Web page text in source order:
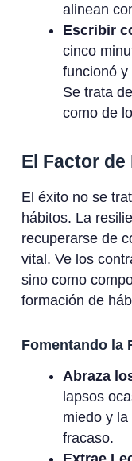
alinean
Escribir
cinco
funcionó
Se trata
como de
El Factor
El éxito no se
hábitos. La
recuperarse de
vital. Ve los
sino como
formación de
Fomentando la
Abraza
lapsos
miedo y la
fracaso.